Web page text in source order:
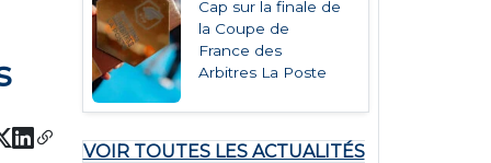
Cap sur la finale de
la Coupe de
France des
Arbitres La Poste
VOIR TOUTES LES ACTUALITÉS